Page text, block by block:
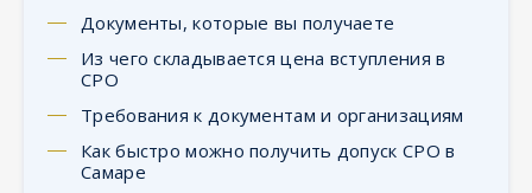
Документы, которые вы получаете
Из чего складывается цена вступления в
СРО
Требования к документам и организациям
Как быстро можно получить допуск СРО в
Самаре